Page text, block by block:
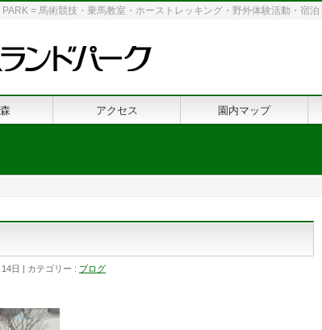
= 馬術競技・乗馬教室・ホーストレッキング・野外体験活動・宿
アクセス 園内マップ
日 カテゴリー : ブログ